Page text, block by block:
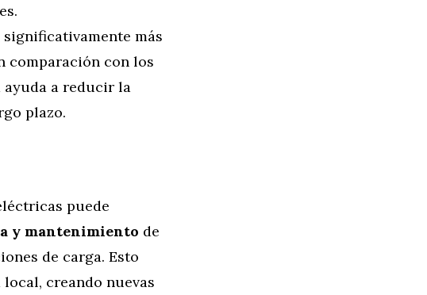
más
comparación con los
a reducir la
plazo.
puede
y mantenimiento de
de carga. Esto
creando nuevas